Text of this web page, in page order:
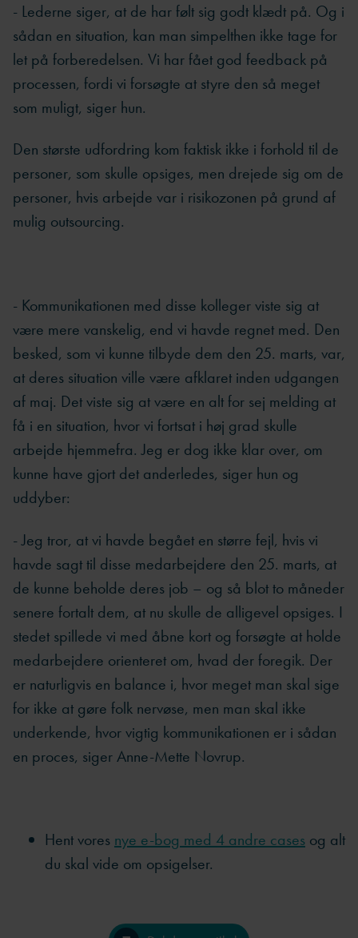
- Lederne siger, at de har følt sig godt klædt på. Og i
sådan en situation, kan man simpelthen ikke tage for
let på forberedelsen. Vi har fået god feedback på
processen, fordi vi forsøgte at styre den så meget
som muligt, siger hun.
Den største udfordring kom faktisk ikke i forhold til de
personer, som skulle opsiges, men drejede sig om de
personer, hvis arbejde var i risikozonen på grund af
mulig outsourcing.
- Kommunikationen med disse kolleger viste sig at
være mere vanskelig, end vi havde regnet med. Den
besked, som vi kunne tilbyde dem den 25. marts, var,
at deres situation ville være afklaret inden udgangen
af maj. Det viste sig at være en alt for sej melding at
få i en situation, hvor vi fortsat i høj grad skulle
arbejde hjemmefra. Jeg er dog ikke klar over, om
kunne have gjort det anderledes, siger hun og
uddyber:
- Jeg tror, at vi havde begået en større fejl, hvis vi
havde sagt til disse medarbejdere den 25. marts, at
stedet spillede vi med åbne kort og forsøgte at holde
medarbejdere orienteret om, hvad der foregik. Der